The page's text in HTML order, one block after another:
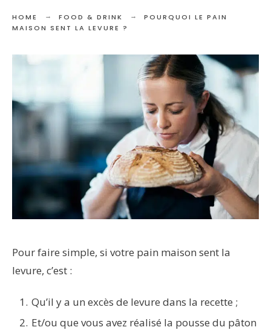
HOME FOOD & DRINK
POURQUOI LE PAIN
MAISON SENT LA LEVURE ?
Pour faire simple, si votre pain maison sent la
levure, c’est :
Qu’il y a un excès de levure dans la recette ;
Et/ou que vous avez réalisé la pousse du pâton